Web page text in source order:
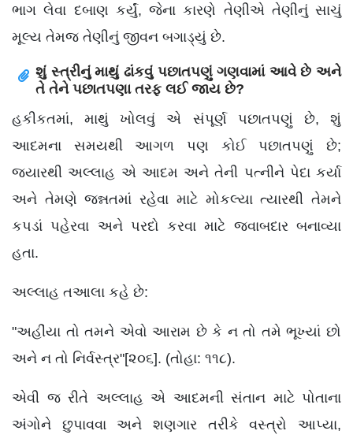
ભાગ લેવા દબાણ કર્યું, જેના કારણે તેણીએ તેણીનું સાચું
મૂલ્ય તેમજ તેણીનું જીવન બગાડ્યું છે.
શું સ્ત્રીનું માથું ઢાંકવું પછાતપણું ગણવામાં આવે છે અને
તે તેને પછાતપણા તરફ લઈ જાય છે?
હકીકતમાં, માથું ખોલવું એ સંપૂર્ણ પછાતપણું છે, શું
આદમના સમયથી આગળ પણ કોઈ પછાતપણું છે;
જ્યારથી અલ્લાહ એ આદમ અને તેની પત્નીને પેદા કર્યા
અને તેમણે જન્નતમાં રહેવા માટે મોકલ્યા ત્યારથી તેમને
કપડાં પહેરવા અને પરદો કરવા માટે જવાબદાર બનાવ્યા
હતા.
અલ્લાહ તઆલા કહે છે:
"અહીંયા તો તમને એવો આરામ છે કે ન તો તમે ભૂખ્યાં છો
અને ન તો નિર્વસ્ત્ર"[૨૦૬]. (તોહા: ૧૧૮).
એવી જ રીતે અલ્લાહ એ આદમની સંતાન માટે પોતાના
અંગોને છુપાવવા અને શણગાર તરીકે વસ્ત્રો આપ્યા,